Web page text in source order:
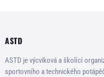
ASTD
ASTD je výcviková a školící
sportovního a technického